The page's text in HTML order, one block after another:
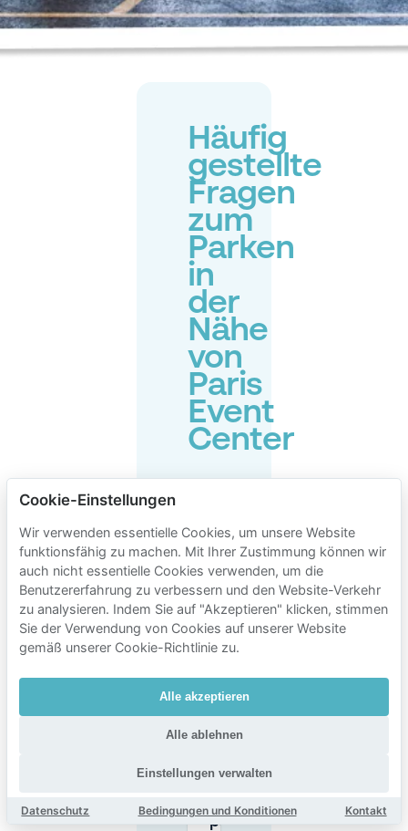
Häufig
gestellte
Fragen
zum
Parken
in
der
Nähe
von
Paris
Event
Center
vor Ort im
Paris
Event
Center?
Wo
kann
der
Nähe
des
Paris
(Porte
Villette)
parken?
Cookie-Einstellungen
Wir verwenden essentielle Cookies, um unsere Website
funktionsfähig zu machen. Mit Ihrer Zustimmung können wir
auch nicht essentielle Cookies verwenden, um die
Benutzererfahrung zu verbessern und den Website-Verkehr
zu analysieren. Indem Sie auf "Akzeptieren" klicken, stimmen
Sie der Verwendung von Cookies auf unserer Website
gemäß unserer Cookie-Richtlinie zu.
Alle akzeptieren
Alle ablehnen
Einstellungen verwalten
Datenschutz Bedingungen und Konditionen Kontakt